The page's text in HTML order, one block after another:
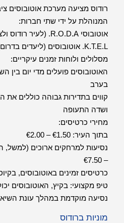
רודוס מציעה מערכת אוטובוסים
המנוהלת על ידי שתי חברות:
אוטובוסי R.O.D.A. (לעיר רודוס ולצפון)
K.T.E.L. אוטובוסים (ליעדים בדרום)
מסלולים ולוחות זמנים עיקריים:
בערב
קווים בתדירות גבוהה כוללים את
ושדה התעופה
מחירי כרטיסים:
בתוך העיר: €1.50 – €2.00
– €7.50
כרטיסים זמינים באוטובוסים,
טיפ מקצועי: בקיץ, האוטובוסים
נסיעה מוקדמת במהלך עונת
מוניות ברודוס